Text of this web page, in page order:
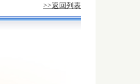
>>返回列表